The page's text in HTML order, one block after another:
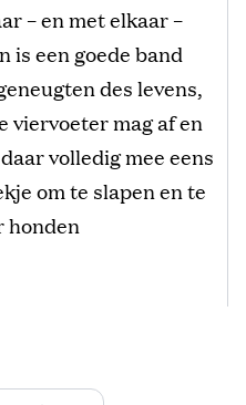
– en met elkaar –
is een goede band
des levens,
viervoeter mag af en
volledig mee eens
om te slapen en te
honden